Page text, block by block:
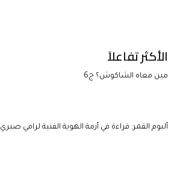
الأكثر تفاعلاً
مين معاه الشاكوش؟ ج6
ألبوم القمر: قراءة في أزمة الهوية الفنية لرامي صبري